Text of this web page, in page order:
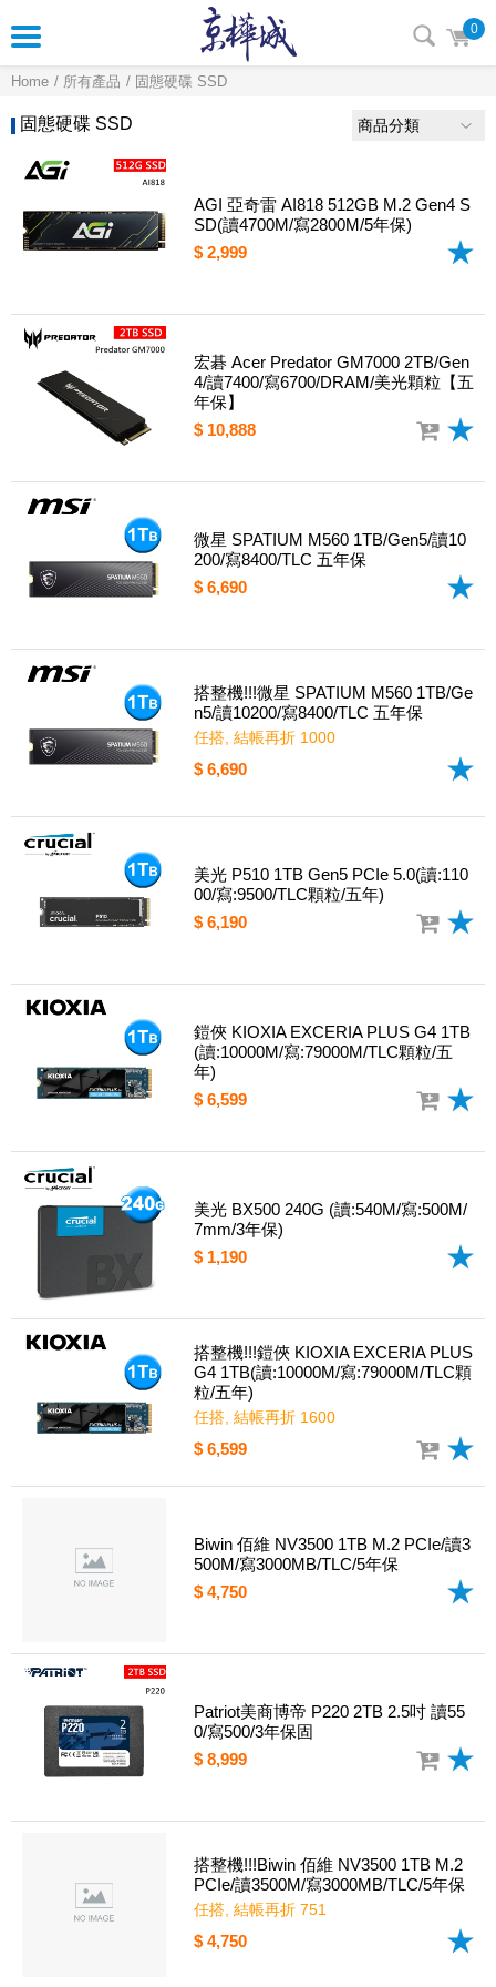
0
Home 所有產品 固態硬碟 SSD
固態硬碟 SSD 商品分類
AGI 亞奇雷 AI818 512GB M.2 Gen4 S
SD(讀4700M/寫2800M/5年保)
$ 2,999
宏碁 Acer Predator GM7000 2TB/Gen
4/讀7400/寫6700/DRAM/美光顆粒【五
年保】
$ 10,888
微星 SPATIUM M560 1TB/Gen5/讀10
200/寫8400/TLC 五年保
$ 6,690
搭整機!!!微星 SPATIUM M560 1TB/Ge
n5/讀10200/寫8400/TLC 五年保
任搭, 結帳再折 1000
$ 6,690
美光 P510 1TB Gen5 PCIe 5.0(讀:110
00/寫:9500/TLC顆粒/五年)
$ 6,190
鎧俠 KIOXIA EXCERIA PLUS G4 1TB
(讀:10000M/寫:79000M/TLC顆粒/五
年)
$ 6,599
美光 BX500 240G (讀:540M/寫:500M/
7mm/3年保)
$ 1,190
搭整機!!!鎧俠 KIOXIA EXCERIA PLUS
G4 1TB(讀:10000M/寫:79000M/TLC顆
粒/五年)
任搭, 結帳再折 1600
$ 6,599
Biwin 佰維 NV3500 1TB M.2 PCIe/讀3
500M/寫3000MB/TLC/5年保
$ 4,750
Patriot美商博帝 P220 2TB 2.5吋 讀55
0/寫500/3年保固
$ 8,999
搭整機!!!Biwin 佰維 NV3500 1TB M.2
PCIe/讀3500M/寫3000MB/TLC/5年保
任搭, 結帳再折 751
$ 4,750